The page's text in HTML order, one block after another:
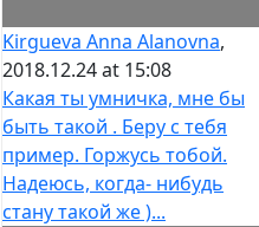
Kirgueva Anna Alanovna,
2018.12.24 at 15:08
Какая ты умничка, мне бы
быть такой . Беру с тебя
пример. Горжусь тобой.
Надеюсь, когда- нибудь
стану такой же )...